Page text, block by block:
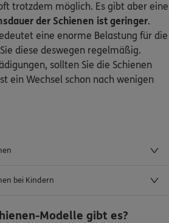
trotzdem möglich. Es gibt aber eine
der Schienen ist geringer.
eine enorme Belastung für die
diese deswegen regelmäßig.
sollten Sie die Schienen
ein Wechsel schon nach wenigen
bei Kindern
Modelle gibt es?